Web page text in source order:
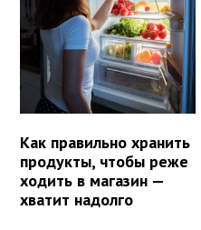
Как правильно хранить
продукты, чтобы реже
ходить в магазин —
хватит надолго